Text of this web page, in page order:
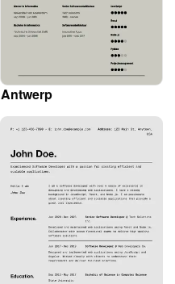
Antwerp